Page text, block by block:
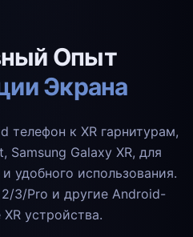
Опыт
Экрана
телефон к XR гарнитурам,
Samsung Galaxy XR, для
удобного использования.
3/Pro и другие Android-
устройства.